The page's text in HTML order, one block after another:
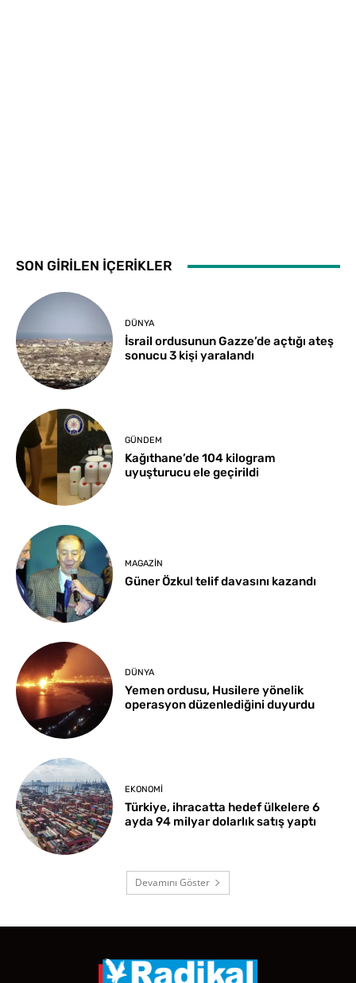
SON GİRİLEN İÇERİKLER
DÜNYA
İsrail ordusunun Gazze’de açtığı ateş
sonucu 3 kişi yaralandı
GÜNDEM
Kağıthane’de 104 kilogram
uyuşturucu ele geçirildi
MAGAZIN
Güner Özkul telif davasını kazandı
DÜNYA
Yemen ordusu, Husilere yönelik
operasyon düzenlediğini duyurdu
EKONOMI
Türkiye, ihracatta hedef ülkelere 6
ayda 94 milyar dolarlık satış yaptı
Devamını Göster